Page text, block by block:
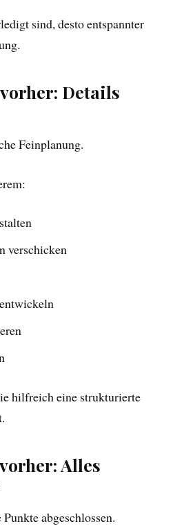
sind, desto entspannter
Details
Feinplanung.
verschicken
hilfreich eine strukturierte
Alles
abgeschlossen.